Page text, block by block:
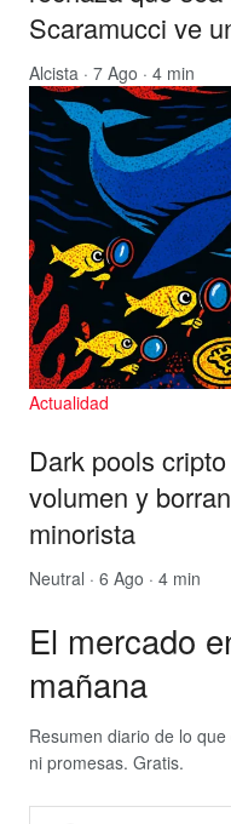
Scaramucci ve
Alcista · 7 Ago · 4 min
Actualidad
Dark pools
volumen y
minorista
Neutral · 6 Ago · 4 min
El mercado
mañana
Resumen diario de lo
ni promesas. Gratis.